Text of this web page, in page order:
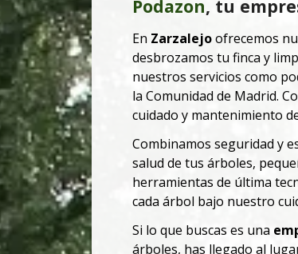
Podazon, tu
En Zarzalejoofrecemos
desbrozamos tu finca y
nuestros servicios como
la Comunidad de Madrid.
cuidado y mantenimiento
Combinamos seguridad y
salud de tus árboles,
herramientas de última
cada árbol bajo nuestro
Si lo que buscas es una
árboles, has llegado al